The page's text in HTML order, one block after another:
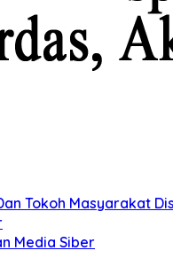
Tokoh Masyarakat
Media Siber